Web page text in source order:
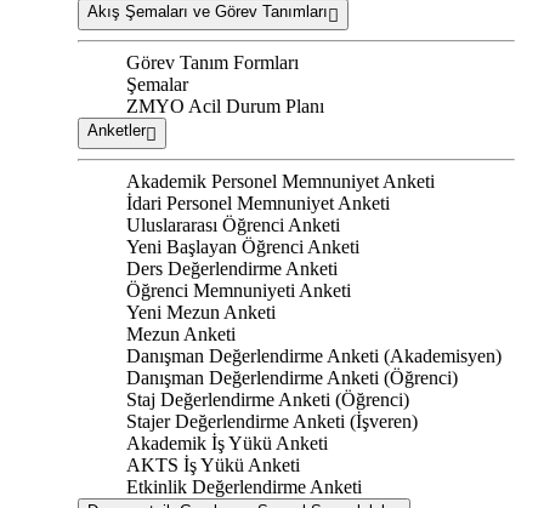
Akış Şemaları ve Görev Tanımları
Görev Tanım Formları
Şemalar
ZMYO Acil Durum Planı
Anketler
Akademik Personel Memnuniyet Anketi
İdari Personel Memnuniyet Anketi
Uluslararası Öğrenci Anketi
Yeni Başlayan Öğrenci Anketi
Ders Değerlendirme Anketi
Öğrenci Memnuniyeti Anketi
Yeni Mezun Anketi
Mezun Anketi
Danışman Değerlendirme Anketi (Akademisyen)
Danışman Değerlendirme Anketi (Öğrenci)
Staj Değerlendirme Anketi (Öğrenci)
Stajer Değerlendirme Anketi (İşveren)
Akademik İş Yükü Anketi
AKTS İş Yükü Anketi
Etkinlik Değerlendirme Anketi